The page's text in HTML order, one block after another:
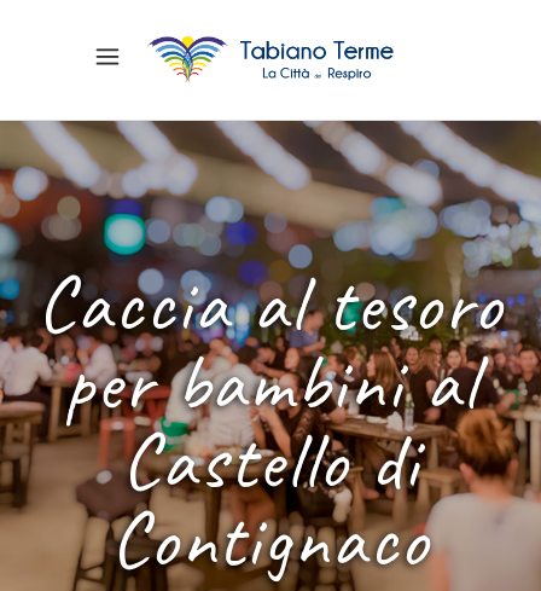
Caccia al tesoro
per bambini al
Castello di
Contignaco